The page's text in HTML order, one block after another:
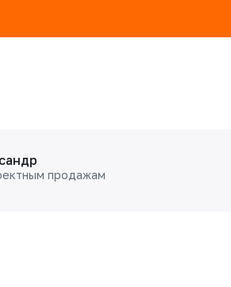
продажам